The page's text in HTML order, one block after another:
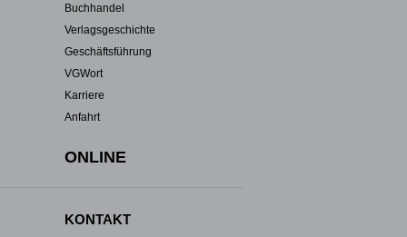
Buchhandel
Verlagsgeschichte
Geschäftsführung
VGWort
Karriere
Anfahrt
ONLINE
KONTAKT